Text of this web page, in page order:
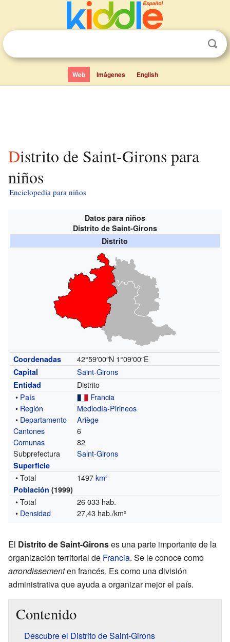
Web Imágenes English
Distrito de Saint-Girons para
niños
Enciclopedia para niños
Datos para niños
Distrito de Saint-Girons
Distrito
Coordenadas 42°59′00″N 1°09′00″E
Capital Saint-Girons
Entidad
Distrito
• País
Francia
• Región
Mediodía-Pirineos
• Departamento
Ariège
Cantones
6
Comunas
82
Subprefectura
Saint-Girons
Superficie
• Total 1497km²
Población (1999)
• Total
26 033 hab.
• Densidad 27,43 hab./km²
El Distrito de Saint-Gironses una parte importante de la
organización territorial de Francia. Se le conoce como
arrondissementen francés. Es como una división
administrativa que ayuda a organizar mejor el país.
Contenido
Descubre el Distrito de Saint-Girons